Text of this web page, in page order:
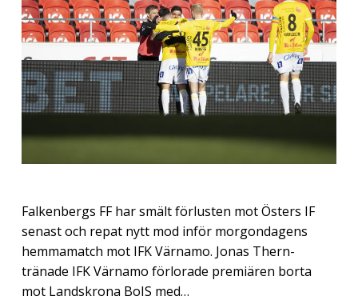
Falkenbergs FF har smält förlusten mot Östers IF
senast och repat nytt mod inför morgondagens
hemmamatch mot IFK Värnamo. Jonas Thern-
tränade IFK Värnamo förlorade premiären borta
mot Landskrona BoIS med…